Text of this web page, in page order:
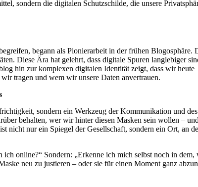
sondern die digitalen Schutzschilde, die unsere
begann als Pionierarbeit in der frühen Blogosphäre.
Diese Ära hat gelehrt, dass digitale Spuren langlebiger
hin zur komplexen digitalen Identität zeigt, dass wir heute
tragen und wem wir unsere Daten anvertrauen.
sondern ein Werkzeug der Kommunikation und des
behalten, wer wir hinter diesen Masken sein wollen –
nicht nur ein Spiegel der Gesellschaft, sondern ein Ort, an
online?“ Sondern: „Erkenne ich mich selbst noch in dem,
neu zu justieren – oder sie für einen Moment ganz